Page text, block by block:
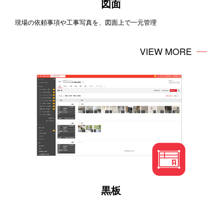
図面
現場の依頼事項や工事写真を、図面上で一元管理
VIEW MORE
黒板